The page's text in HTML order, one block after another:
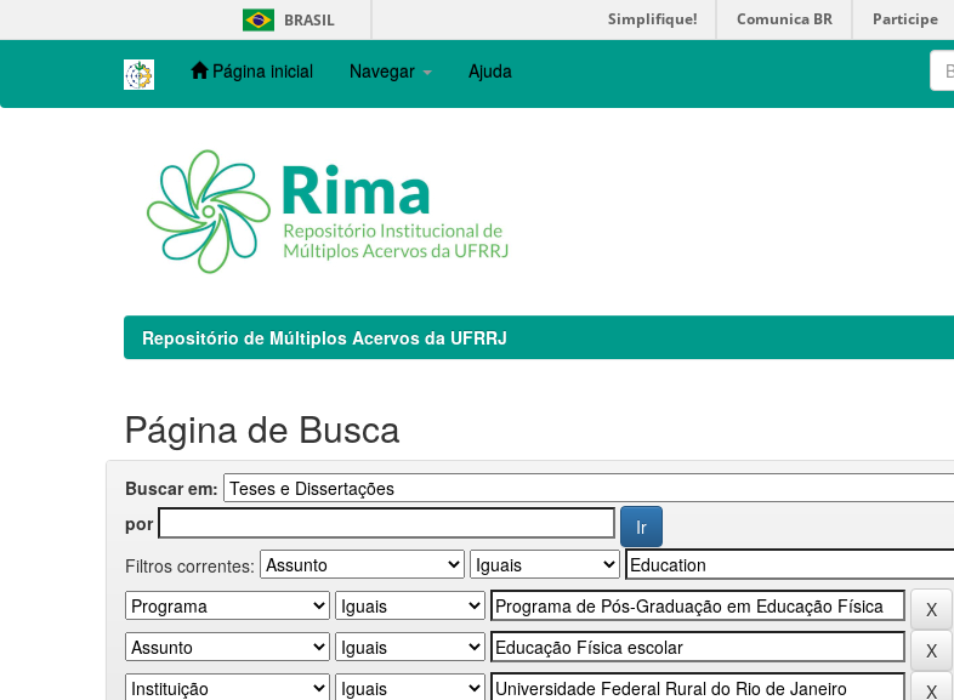
navigation
BRASIL Simplifique! Comunica BR Participe
Página inicial Navegar Ajuda
Repositório de Múltiplos Acervos da UFRRJ
Página de Busca
Buscar em:
por
Filtros correntes: